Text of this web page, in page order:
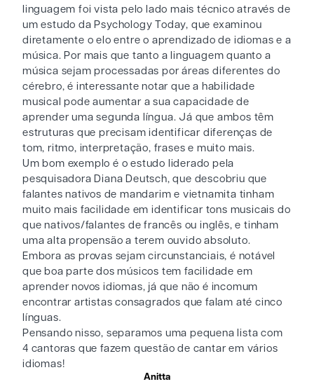
linguagem foi vista pelo lado mais técnico através de
um estudo da Psychology Today, que examinou
diretamente o elo entre o aprendizado de idiomas e a
música. Por mais que tanto a linguagem quanto a
música sejam processadas por áreas diferentes do
cérebro, é interessante notar que a habilidade
musical pode aumentar a sua capacidade de
aprender uma segunda língua. Já que ambos têm
estruturas que precisam identificar diferenças de
tom, ritmo, interpretação, frases e muito mais.
Um bom exemplo é o estudo liderado pela
pesquisadora Diana Deutsch, que descobriu que
falantes nativos de mandarim e vietnamita tinham
muito mais facilidade em identificar tons musicais do
que nativos/falantes de francês ou inglês, e tinham
uma alta propensão a terem ouvido absoluto.
Embora as provas sejam circunstanciais, é notável
que boa parte dos músicos tem facilidade em
aprender novos idiomas, já que não é incomum
encontrar artistas consagrados que falam até cinco
línguas.
Pensando nisso, separamos uma pequena lista com
4 cantoras que fazem questão de cantar em vários
idiomas!
Anitta